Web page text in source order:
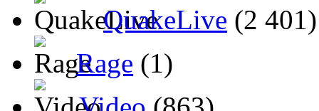
QuakeLive (2 401)
Rage (1)